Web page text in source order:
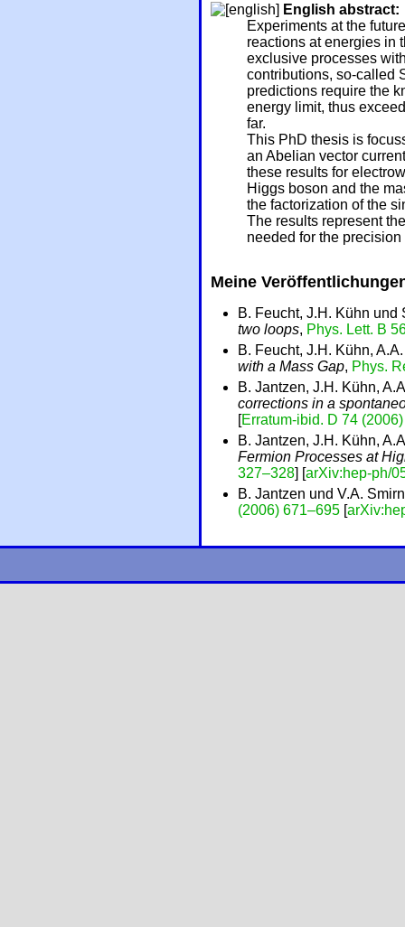
English abstract:
Experiments at the
reactions at energies in
exclusive processes
contributions, so-called
predictions require the
energy limit, thus
far.
This PhD thesis is
an Abelian vector
these results for
Higgs boson and the
the factorization of the
The results represent
needed for the
Meine
B. Feucht, J.H. Kühn und
two loops, Phys. Lett. B
B. Feucht, J.H. Kühn,
with a Mass Gap, Phys.
B. Jantzen, J.H. Kühn,
corrections in a
[Erratum-ibid. D 74
B. Jantzen, J.H. Kühn,
Fermion Processes at
327–328] [arXiv:hep-ph/
B. Jantzen und V.A.
(2006) 671–695 [